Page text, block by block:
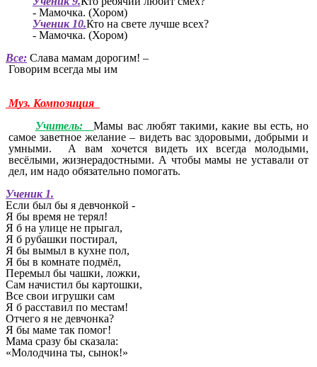
- Мамочка. (Хором)
Ученик 10.Кто на свете лучше всех?
- Мамочка. (Хором)
Все: Слава мамам дорогим! –
Говорим всегда мы им
Муз. Композиция
Учитель:Мамы вас любят такими, какие вы есть, но
самое заветное желание – видеть вас здоровыми, добрыми и
умными. А вам хочется видеть их всегда молодыми,
весёлыми, жизнерадостными. А чтобы мамы не уставали от
дел, им надо обязательно помогать.
Ученик 1.
Если был бы я девчонкой -
Я бы время не терял!
Я б на улице не прыгал,
Я б рубашки постирал,
Я бы вымыл в кухне пол,
Я бы в комнате подмёл,
Перемыл бы чашки, ложки,
Сам начистил бы картошки,
Все свои игрушки сам
Я б расставил по местам!
Отчего я не девчонка?
Я бы маме так помог!
Мама сразу бы сказала:
«Молодчина ты, сынок!»